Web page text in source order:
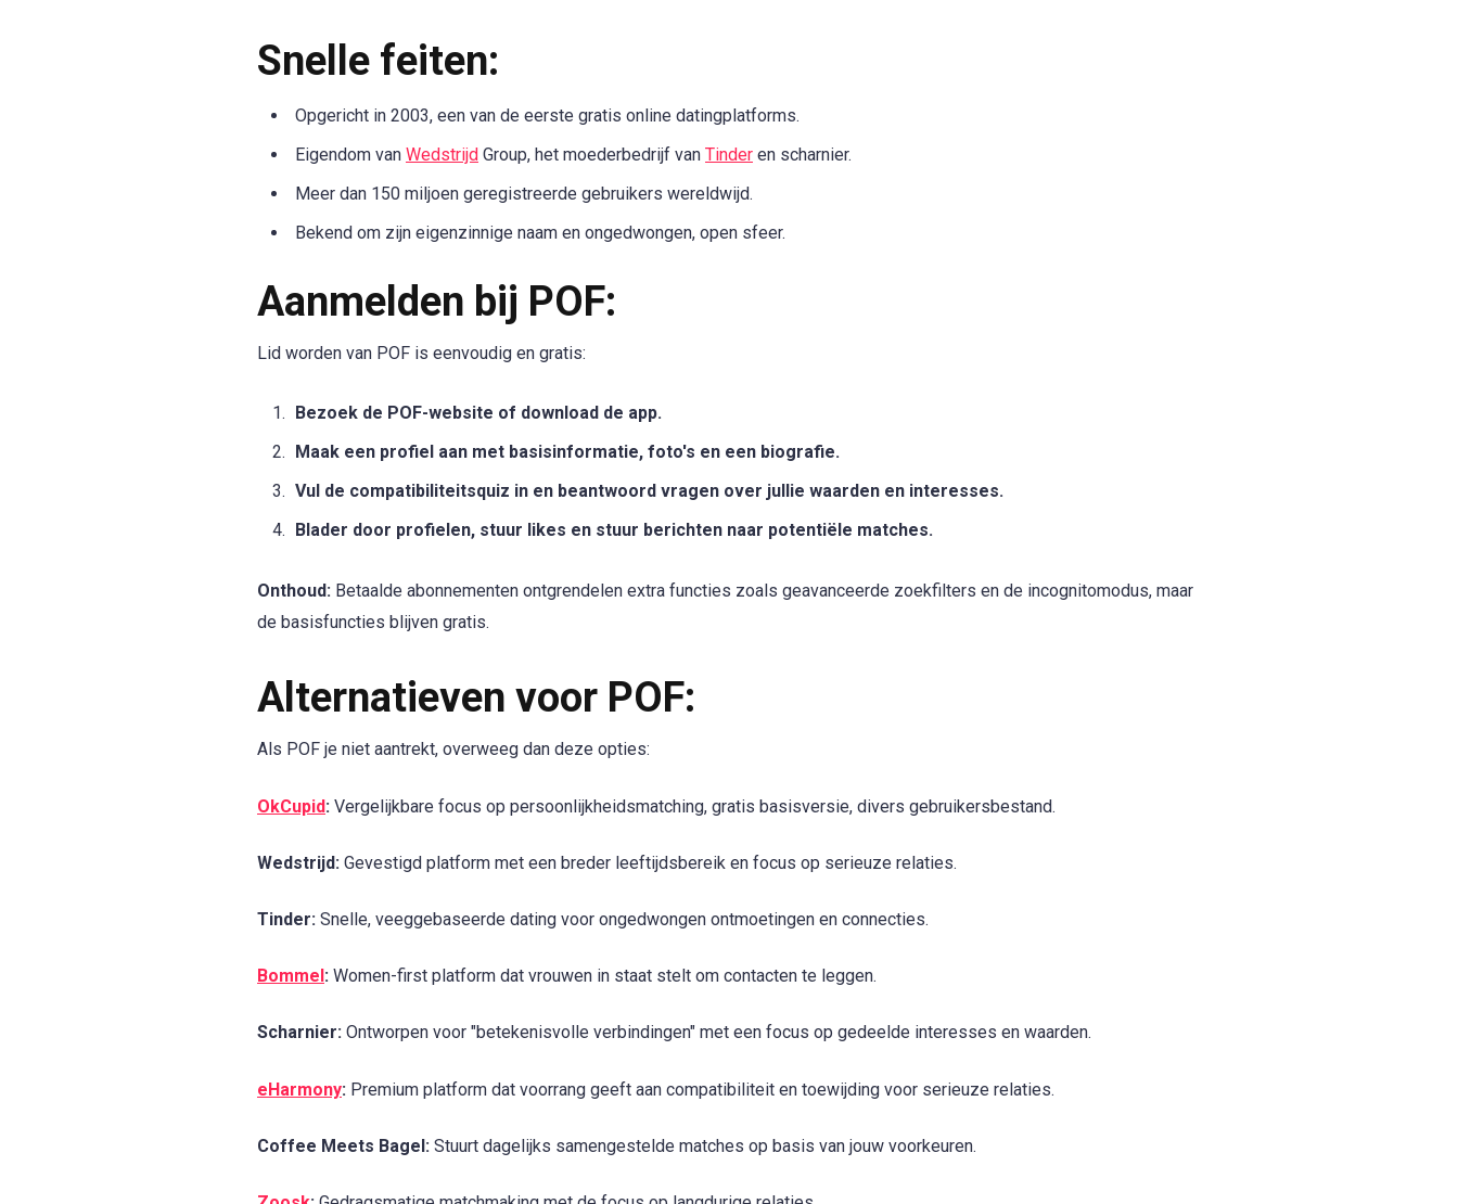
Snelle feiten:
Opgericht in 2003, een van de eerste gratis online datingplatforms.
Eigendom van Wedstrijd Group, het moederbedrijf van Tinder en scharnier.
Meer dan 150 miljoen geregistreerde gebruikers wereldwijd.
Bekend om zijn eigenzinnige naam en ongedwongen, open sfeer.
Aanmelden bij POF:
Lid worden van POF is eenvoudig en gratis:
Bezoek de POF-website of download de app.
Maak een profiel aan met basisinformatie, foto's en een biografie.
Vul de compatibiliteitsquiz in en beantwoord vragen over jullie waarden en interesses.
Blader door profielen, stuur likes en stuur berichten naar potentiële matches.
Onthoud: Betaalde abonnementen ontgrendelen extra functies zoals geavanceerde zoekfilters en de incognitomodus, maar
de basisfuncties blijven gratis.
Alternatieven voor POF:
Als POF je niet aantrekt, overweeg dan deze opties:
OkCupid: Vergelijkbare focus op persoonlijkheidsmatching, gratis basisversie, divers gebruikersbestand.
Wedstrijd: Gevestigd platform met een breder leeftijdsbereik en focus op serieuze relaties.
Tinder: Snelle, veeggebaseerde dating voor ongedwongen ontmoetingen en connecties.
Bommel: Women-first platform dat vrouwen in staat stelt om contacten te leggen.
Scharnier: Ontworpen voor "betekenisvolle verbindingen" met een focus op gedeelde interesses en waarden.
eHarmony: Premium platform dat voorrang geeft aan compatibiliteit en toewijding voor serieuze relaties.
Coffee Meets Bagel: Stuurt dagelijks samengestelde matches op basis van jouw voorkeuren.